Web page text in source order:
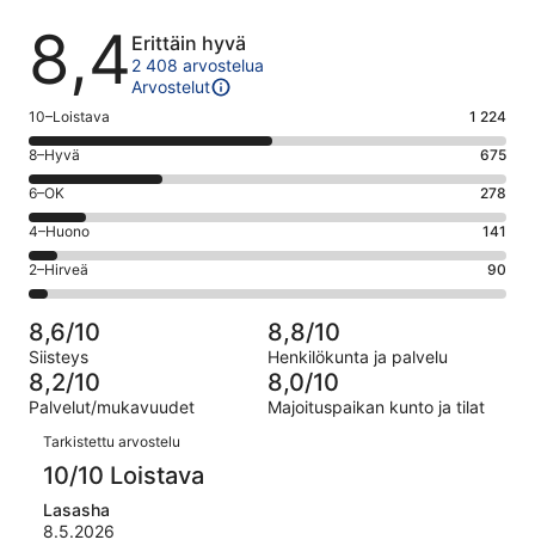
Arvostelut
8,4 Erittäin hyvä
2 408 arvostelua
Arvostelut
Arvosana
10
-
Loistava.
1224
kautta
2408
arvostelua
10–Loistava 1 224
Arvosana
8
-
Hyvä.
675
kautta
2408
arvostelua
8–Hyvä 675
Arvosana
6
-
OK.
278
2408
arvostelua
6–OK 278
Arvosana
4
-
Huono.
141
kautta
2408
arvostelua
4–Huono 141
Arvosana
2
-
Hirveä.
90
kautta
2408
arvostelua
2–Hirveä 90
8,6/10
Siisteys
8,8/10
Henkilökunta ja palvelu
8,2/10
Palvelut/mukavuudet
8,0/10
Majoituspaikan kunto ja tilat
Arvostelut
Tarkistettu arvostelu
10/10 Loistava
Lasasha
8.5.2026